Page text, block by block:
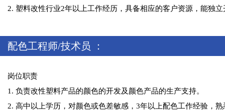
2. 塑料改性行业2年以上工作经历，具备相应的客户资源，能独
配色工程师/技术员 ：
岗位职责
1. 负责改性塑料产品的颜色的开发及颜色产品的生产支持。
2. 高中以上学历，对颜色或色差敏感，3年以上配色工作经验，